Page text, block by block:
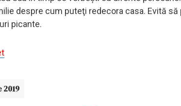
despre cum puteţi redecora casa. Evită
picante.
2019